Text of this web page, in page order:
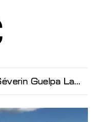
Guelpa Lancement de la monographie